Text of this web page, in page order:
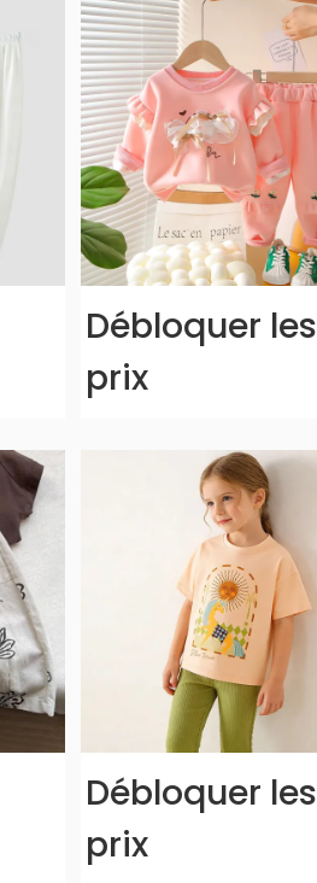
Débloquer les
prix
Débloquer les
prix